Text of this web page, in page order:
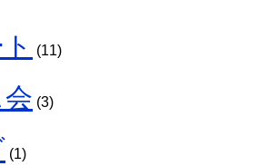
(11)
(3)
(1)